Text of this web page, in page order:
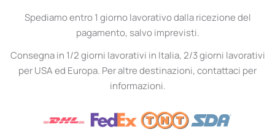
Spediamo entro 1 giorno lavorativo dalla ricezione del
pagamento, salvo imprevisti.
Consegna in 1/2 giorni lavorativi in Italia, 2/3 giorni lavorativi
per USA ed Europa. Per altre destinazioni, contattaci per
informazioni.